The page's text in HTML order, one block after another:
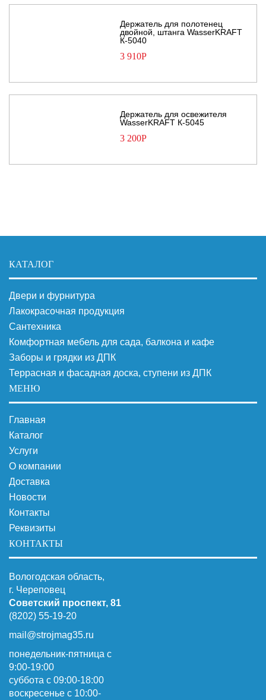
Держатель для полотенец
двойной, штанга WasserKRAFT
К-5040
3 910Р
Держатель для освежителя
WasserKRAFT К-5045
3 200Р
КАТАЛОГ
Двери и фурнитура
Лакокрасочная продукция
Сантехника
Комфортная мебель для сада, балкона и кафе
Заборы и грядки из ДПК
Террасная и фасадная доска, ступени из ДПК
МЕНЮ
Главная
Каталог
Услуги
О компании
Доставка
Новости
Контакты
Реквизиты
КОНТАКТЫ
Вологодская область,
г. Череповец
Советский проспект, 81
(8202) 55-19-20
mail@strojmag35.ru
понедельник-пятница с
9:00-19:00
суббота c 09:00-18:00
воскресенье с 10:00-